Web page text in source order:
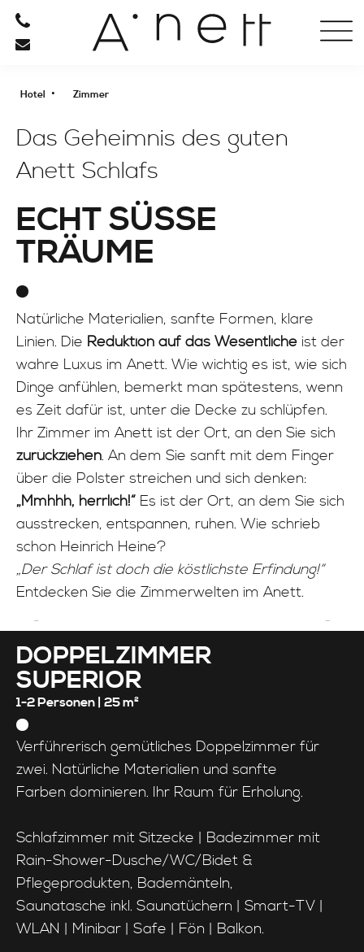
ANGEBOTE
BILDER
ANETT VON A BIS Z
RESTAURANT
ENTSPANNUNG
AKTIV SEIN
INFO
Hotel • Zimmer
Das Geheimnis des guten
Anett Schlafs
ECHT SÜSSE T
RÄUME
Natürliche Materialien, sanfte Formen, klare
Linien. Die Reduktion auf das Wesentliche ist der
wahre Luxus im Anett. Wie wichtig es ist, wie sich
Dinge anfühlen, bemerkt man spätestens, wenn
es Zeit dafür ist, unter die Decke zu schlüpfen.
Ihr Zimmer im Anett ist der Ort, an den Sie sich
zurückziehen. An dem Sie sanft mit dem Finger
über die Polster streichen und sich denken:
„Mmhhh, herrlich!“ Es ist der Ort, an dem Sie sich
ausstrecken, entspannen, ruhen. Wie schrieb
schon Heinrich Heine?
„Der Schlaf ist doch die köstlichste Erfindung!“
Entdecken Sie die Zimmerwelten im Anett.
DOPPELZIMMER
SUPERIOR
1-2 Personen | 25 m²
Verführerisch gemütliches Doppelzimmer für
zwei. Natürliche Materialien und sanfte
Farben dominieren. Ihr Raum für Erholung.
Schlafzimmer mit Sitzecke | Badezimmer mit
Rain-Shower-Dusche/WC/Bidet &
Pflegeprodukten, Bademänteln,
Saunatasche inkl. Saunatüchern | Smart-TV |
WLAN | Minibar | Safe | Fön | Balkon.